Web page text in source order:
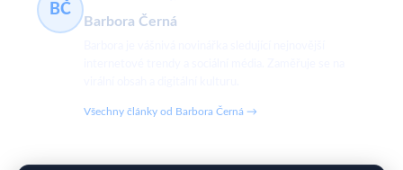
BČ
Barbora Černá
Všechny články od Barbora Černá →